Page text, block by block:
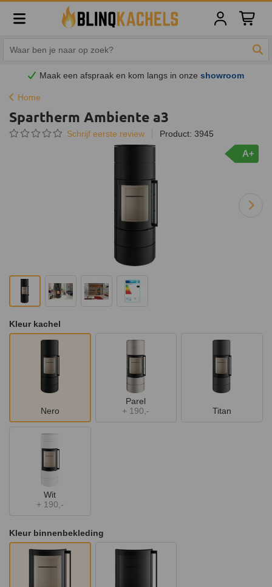
Maak een afspraak en kom langs in onzeshowroom
Home
Spartherm Ambiente a3
Schrijf eerste review Product: 3945
A+
Kleur kachel
Nero
Parel
+ 190,- Titan
Wit
+ 190,-
Kleur binnenbekleding